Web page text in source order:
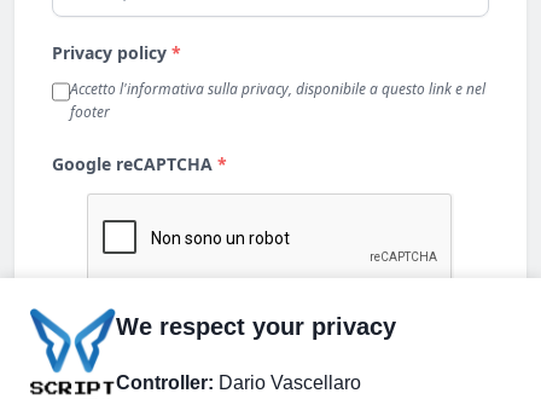
We respect your privacy
Controller: Dario Vascellaro